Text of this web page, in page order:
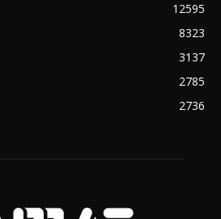
12595
8323
3137
2785
2736